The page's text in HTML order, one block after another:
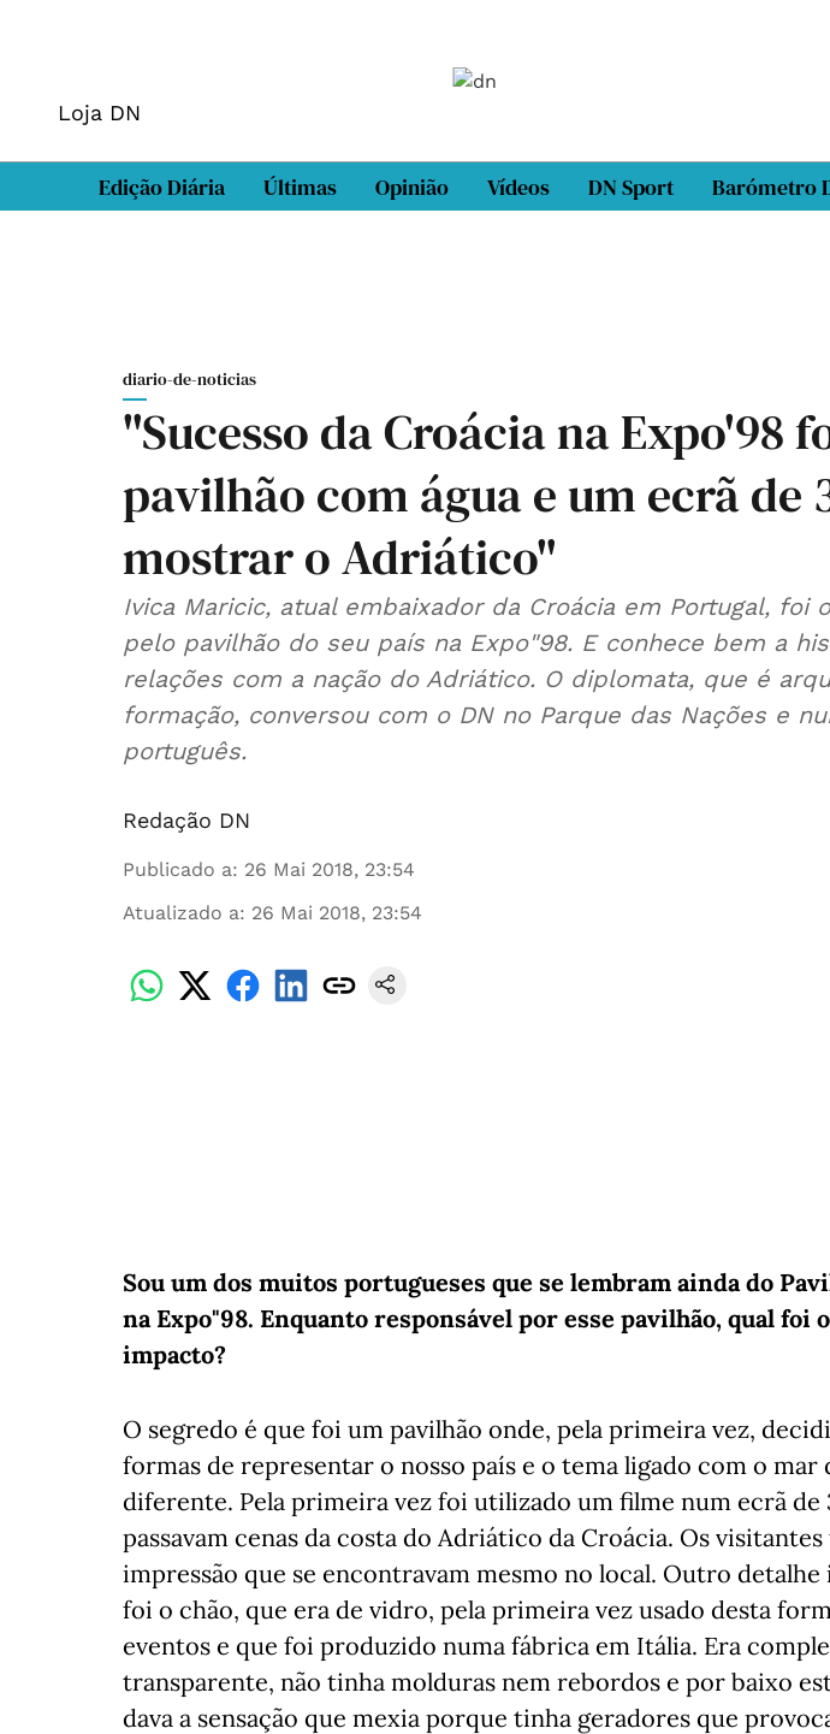
Loja DN
Edição Diária Últimas Opinião Vídeos DN Sport Barómetro
diario-de-noticias
"Sucesso da Croácia na Expo'98
pavilhão com água e um ecrã de
mostrar o Adriático"
Ivica Maricic, atual embaixador da Croácia em Portugal, foi
pelo pavilhão do seu país na Expo"98. E conhece bem a
relações com a nação do Adriático. O diplomata, que é
formação, conversou com o DN no Parque das Nações e
português.
Redação DN
Publicado a: 26 Mai 2018, 23:54
Atualizado a: 26 Mai 2018, 23:54
Sou um dos muitos portugueses que se lembram ainda do
na Expo"98. Enquanto responsável por esse pavilhão, qual foi
impacto?
O segredo é que foi um pavilhão onde, pela primeira vez,
formas de representar o nosso país e o tema ligado com o mar
diferente. Pela primeira vez foi utilizado um filme num ecrã de
passavam cenas da costa do Adriático da Croácia. Os
impressão que se encontravam mesmo no local. Outro
foi o chão, que era de vidro, pela primeira vez usado desta
eventos e que foi produzido numa fábrica em Itália. Era
transparente, não tinha molduras nem rebordos e por baixo
dava a sensação que mexia porque tinha geradores que